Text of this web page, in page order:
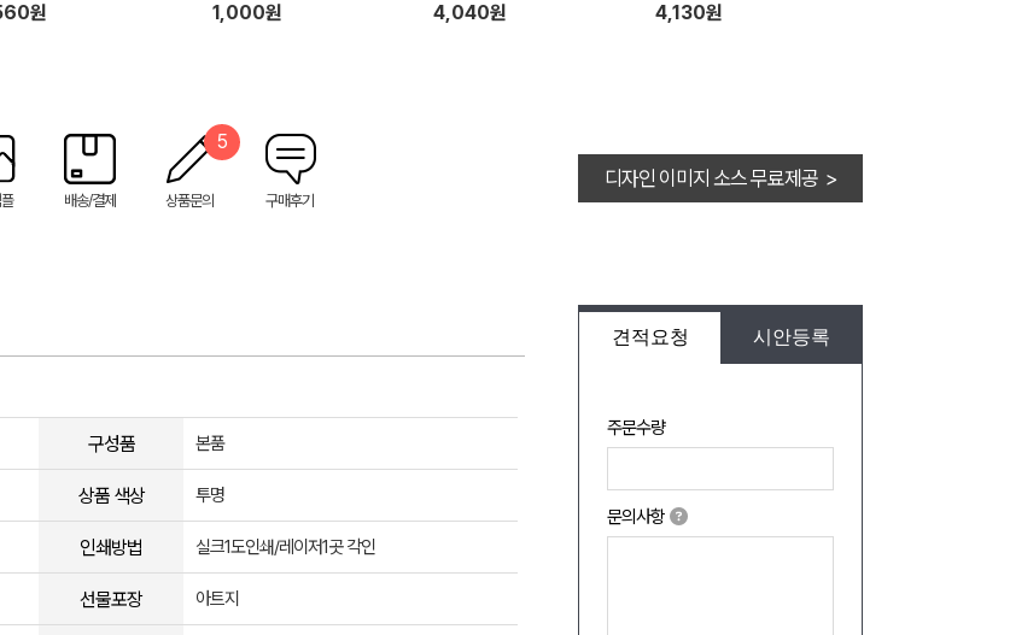
원 1,000원 4,040원 4,130원
배송/결제 상품문의
5
구매후기
디자인 이미지 소스 무료제공 >
견적요청 시안등록
주문수량
문의사항
구성품 본품
상품 색상 투명
인쇄방법 실크1도인쇄/레이저1곳 각인
선물포장 아트지